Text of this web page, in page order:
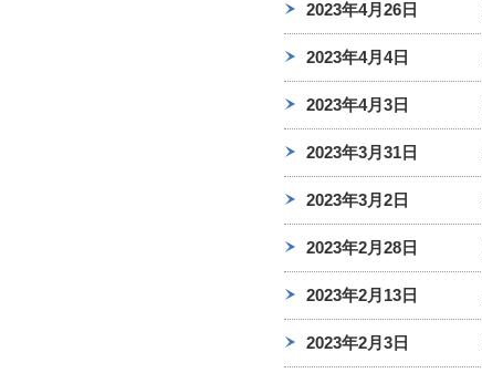
2023年4月26日
2023年4月4日
2023年4月3日
2023年3月31日
2023年3月2日
2023年2月28日
2023年2月13日
2023年2月3日